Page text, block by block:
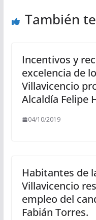
También
Incentivos y
excelencia de
Villavicencio
Alcaldía Felipe
04/10/2019
Habitantes de
Villavicencio
empleo del
Fabián Torres.